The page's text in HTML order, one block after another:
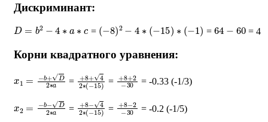
Дискриминант:
D= 2− a = (− 8)2− ∗ −15)∗ 1 = 64 60 = 4
Корни квадратного уравнения:
+ D2∗ = +8+ 42 − 15)
= + 8 +2 30
= -0.33 (-1/3)
b−D2∗ = +8−42 −15)
= +8−2 30
= -0.2 (-1/5)